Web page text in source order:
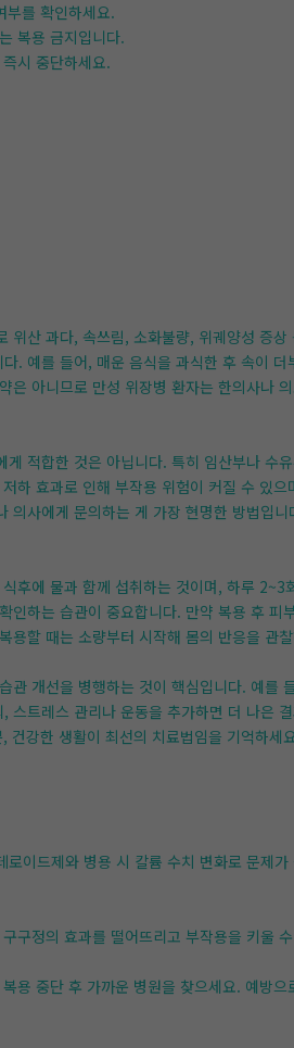
부를 확인하세요.
복용 금지입니다.
시 중단하세요.
위산 과다, 속쓰림, 소화불량, 위궤양성 증
. 예를 들어, 매운 음식을 과식한 후 속이
은 아니므로 만성 위장병 환자는 한의사나
적합한 것은 아닙니다. 특히 임산부나
하 효과로 인해 부작용 위험이 커질 수 있
의사에게 문의하는 게 가장 현명한 방법입
후에 물과 함께 섭취하는 것이며, 하루
인하는 습관이 중요합니다. 만약 복용 후
용할 때는 소량부터 시작해 몸의 반응을 관
관 개선을 병행하는 것이 핵심입니다. 예
스트레스 관리나 운동을 추가하면 더 나은
건강한 생활이 최선의 치료법임을 기억하세
이드제와 병용 시 칼륨 수치 변화로 문제
구정의 효과를 떨어뜨리고 부작용을 키울
용 중단 후 가까운 병원을 찾으세요. 예방